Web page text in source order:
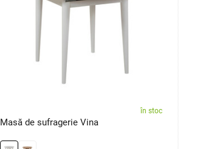
în stoc
Masă de sufragerie Vina